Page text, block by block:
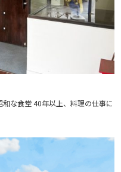
な食堂 40年以上、料理の仕事に